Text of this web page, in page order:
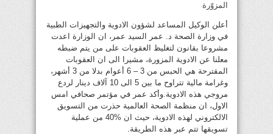
المزوّرة
أعلن الوكيل المساعد لشؤون الادوية والتجهيزات الطبية
في وزارة الصحة د. عمر السيد عمر، ان الوزارة اعدت
مشروعا بقانون لتغليظ العقوبات على من يتم ضبطه
معلنا عن الادوية المزورة، مشيرا الى ان العقوبات
المقترحة هي الحبس من 3 – 6 أعوام بدلا من 3 أشهر،
وغرامة مالية تتراوح ما بين 5 الى 10 آلاف دينار لردع
مروجي هذه الادوية.وأكد عمر في مؤتمر صحافي امس
الاول، ان منظمة الصحة العالمية حذرت من التسويق
الالكتروني لهذه الادوية، حيث ان %40 من عملية
تسويقها تتم عبر هذه الطريقة.